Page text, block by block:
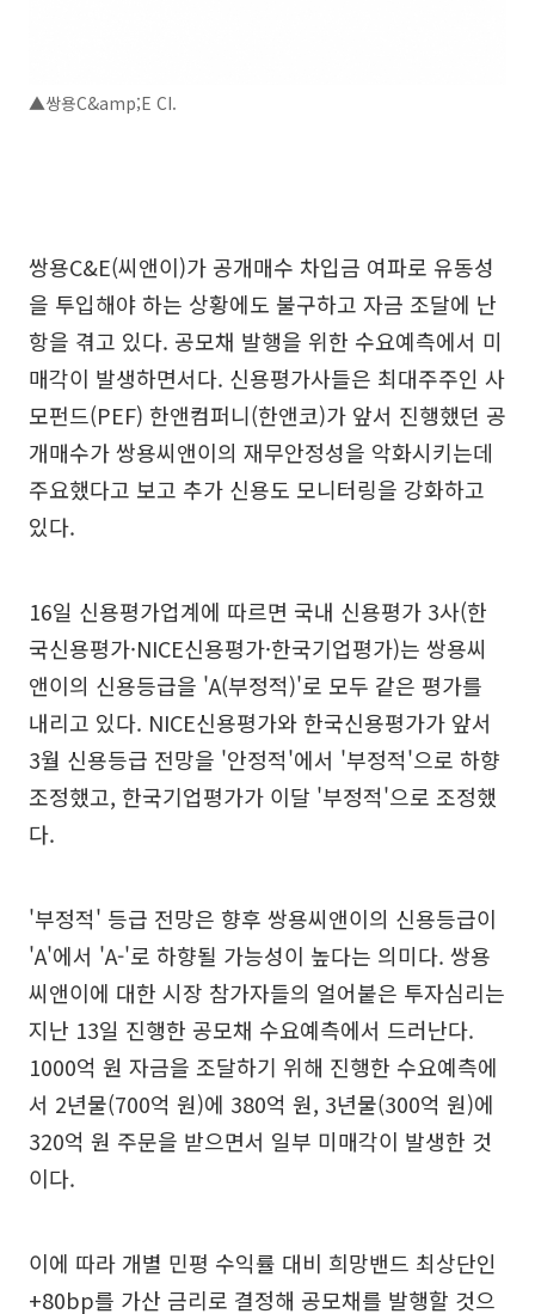
▲쌍용C&amp;E CI.
쌍용C&E(씨앤이)가 공개매수 차입금 여파로 유동성
을 투입해야 하는 상황에도 불구하고 자금 조달에 난
항을 겪고 있다. 공모채 발행을 위한 수요예측에서 미
매각이 발생하면서다. 신용평가사들은 최대주주인 사
모펀드(PEF) 한앤컴퍼니(한앤코)가 앞서 진행했던 공
개매수가 쌍용씨앤이의 재무안정성을 악화시키는데
주요했다고 보고 추가 신용도 모니터링을 강화하고
있다.
16일 신용평가업계에 따르면 국내 신용평가 3사(한
국신용평가·NICE신용평가·한국기업평가)는 쌍용씨
앤이의 신용등급을 'A(부정적)'로 모두 같은 평가를
내리고 있다. NICE신용평가와 한국신용평가가 앞서
3월 신용등급 전망을 '안정적'에서 '부정적'으로 하향
조정했고, 한국기업평가가 이달 '부정적'으로 조정했
다.
'부정적' 등급 전망은 향후 쌍용씨앤이의 신용등급이
'A'에서 'A-'로 하향될 가능성이 높다는 의미다. 쌍용
씨앤이에 대한 시장 참가자들의 얼어붙은 투자심리는
지난 13일 진행한 공모채 수요예측에서 드러난다.
1000억 원 자금을 조달하기 위해 진행한 수요예측에
서 2년물(700억 원)에 380억 원, 3년물(300억 원)에
320억 원 주문을 받으면서 일부 미매각이 발생한 것
이다.
이에 따라 개별 민평 수익률 대비 희망밴드 최상단인
+80bp를 가산 금리로 결정해 공모채를 발행할 것으